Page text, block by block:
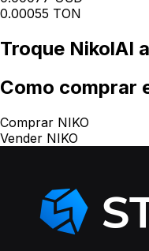
0.00055 TON
Troque NikolAI
Como comprar
Comprar NIKO
Vender NIKO